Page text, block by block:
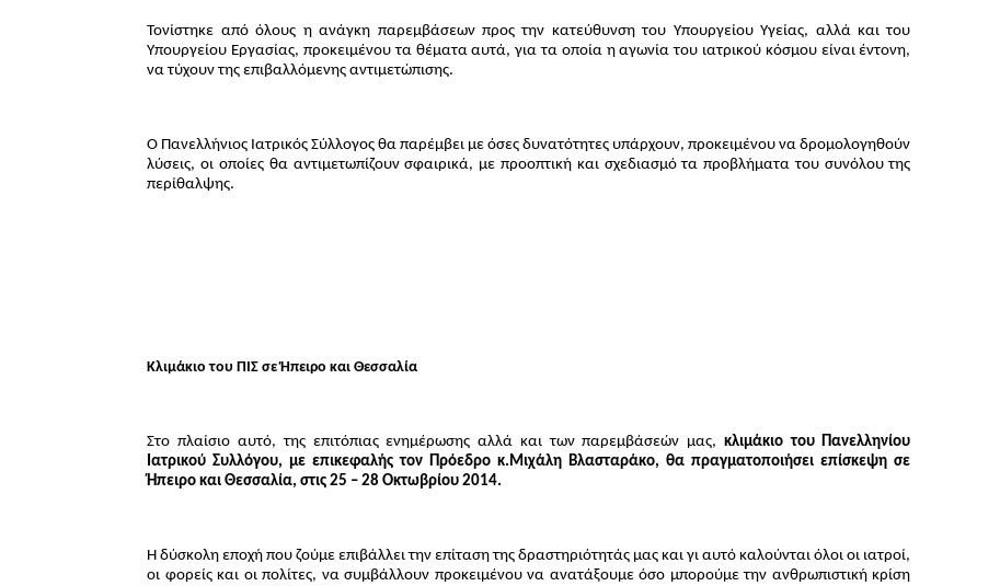
Τονίστηκε από όλους η ανάγκη παρεμβάσεων προς την κατεύθυνση του Υπουργείου Υγείας, αλλά και του
Υπουργείου Εργασίας, προκειμένου τα θέματα αυτά, για τα οποία η αγωνία του ιατρικού κόσμου είναι έντονη,
να τύχουν της επιβαλλόμενης αντιμετώπισης.
Ο Πανελλήνιος Ιατρικός Σύλλογος θα παρέμβει με όσες δυνατότητες υπάρχουν, προκειμένου να δρομολογηθούν
λύσεις, οι οποίες θα αντιμετωπίζουν σφαιρικά, με προοπτική και σχεδιασμό τα προβλήματα του συνόλου της
περίθαλψης.
Κλιμάκιο του ΠΙΣ σε Ήπειρο και Θεσσαλία
Στο πλαίσιο αυτό, της επιτόπιας ενημέρωσης αλλά και των παρεμβάσεών μας, κλιμάκιο του Πανελληνίου
Ιατρικού Συλλόγου, με επικεφαλής τον Πρόεδρο κ.Μιχάλη Βλασταράκο, θα πραγματοποιήσει επίσκεψη σε
Ήπειρο και Θεσσαλία, στις 25 – 28 Οκτωβρίου 2014.
Η δύσκολη εποχή που ζούμε επιβάλλει την επίταση της δραστηριότητάς μας και γι αυτό καλούνται όλοι οι ιατροί,
οι φορείς και οι πολίτες, να συμβάλλουν προκειμένου να ανατάξουμε όσο μπορούμε την ανθρωπιστική κρίση